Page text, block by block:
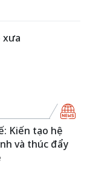
xưa
Kiến tạo hệ
và thúc đẩy